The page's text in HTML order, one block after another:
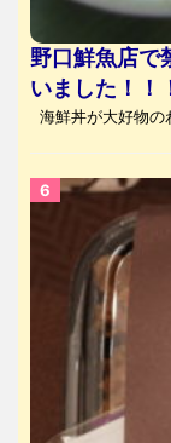
野口鮮魚店で
いました！！
海鮮丼が大好物の